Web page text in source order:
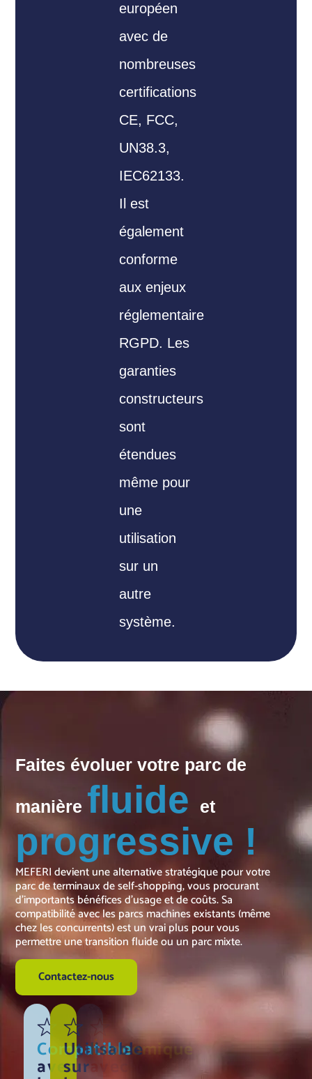
européen
avec de
nombreuses
certifications
CE, FCC,
UN38.3,
IEC62133.
Il est
également
conforme
aux enjeux
réglementaire
RGPD. Les
garanties
constructeurs
sont
étendues
même pour
une
utilisation
sur un
autre
système.
Faites évoluer votre parc de
manière fluide et
progressive !
MEFERI devient une alternative stratégique pour votre
parc de terminaux de self-shopping, vous procurant
d’importants bénéfices d’usage et de coûts. Sa
compatibilité avec les parcs machines existants (même
chez les concurrents) est un vrai plus pour vous
permettre une transition fluide ou un parc mixte.
Contactez-nous
Compatible
avec
Utilisable
sur
Économique
avec
Réduit
le parc machine